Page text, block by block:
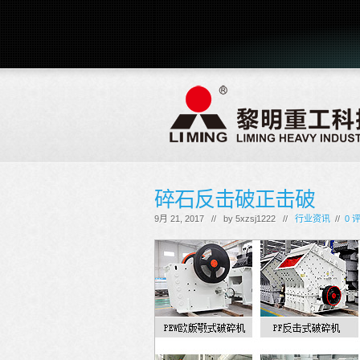
碎石反击破正击破
9月 21, 2017 // by 5xzsj1222 // 行业资讯 // 0